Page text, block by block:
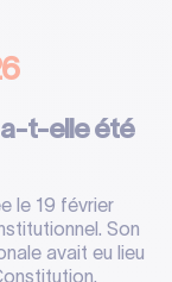
a-t-elle été
le 19 février
Son
avait eu lieu